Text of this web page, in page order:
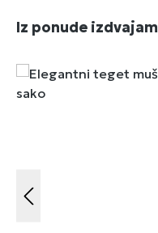
Preskoči galeriju
Iz ponude